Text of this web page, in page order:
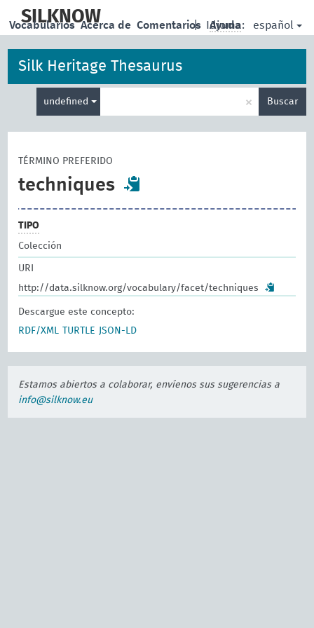
main
SILKNOW | Idioma: español
Vocabularios Acerca de Comentarios Ayuda
Silk Heritage Thesaurus
undefined × Buscar
TÉRMINO PREFERIDO
techniques
TIPO
Colección
URI
http://data.silknow.org/vocabulary/facet/techniques
Descargue este concepto:
RDF/XML
TURTLE JSON-LD
Estamos abiertos a colaborar, envíenos sus sugerencias a
info@silknow.eu